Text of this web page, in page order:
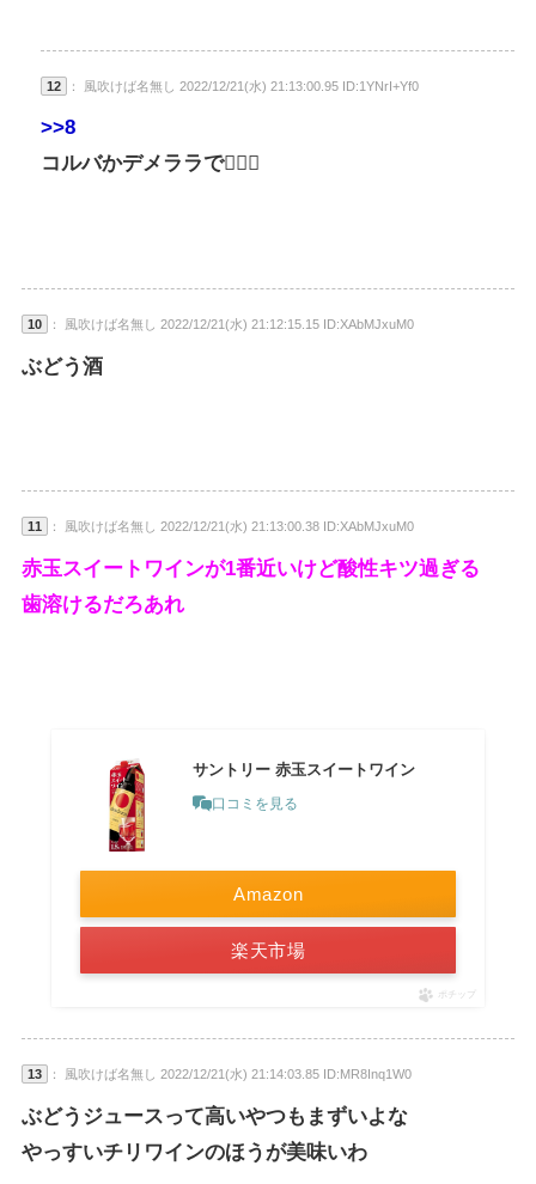
12 ： 風吹けば名無し 2022/12/21(水) 21:13:00.95 ID:1YNrI+Yf0
>>8
コルバかデメララで🙆🏻‍♀
10 ： 風吹けば名無し 2022/12/21(水) 21:12:15.15 ID:XAbMJxuM0
ぶどう酒
11 ： 風吹けば名無し 2022/12/21(水) 21:13:00.38 ID:XAbMJxuM0
赤玉スイートワインが1番近いけど酸性キツ過ぎる
歯溶けるだろあれ
サントリー 赤玉スイートワイン
口コミを見る
Amazon
楽天市場
ポチップ
13 ： 風吹けば名無し 2022/12/21(水) 21:14:03.85 ID:MR8Inq1W0
ぶどうジュースって高いやつもまずいよな
やっすいチリワインのほうが美味いわ